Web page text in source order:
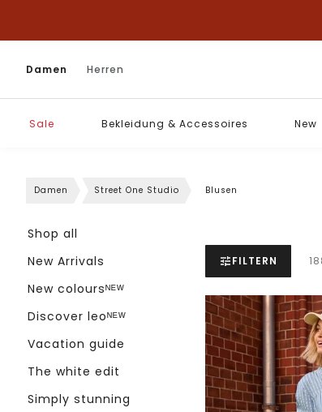
Damen Herren
Sale Bekleidung & Accessoires New
Damen Street One Studio Blusen
Shop all
New Arrivals
New coloursᴺᴱᵂ
Discover leoᴺᴱᵂ
Vacation guide
The white edit
Simply stunning
FILTERN